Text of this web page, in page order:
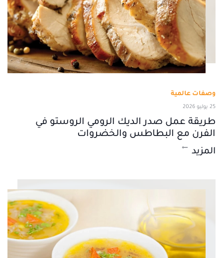
وصفات عالمية
25 يوليو 2026
طريقة عمل صدر الديك الرومي الروستو في
الفرن مع البطاطس والخضروات
المزيد